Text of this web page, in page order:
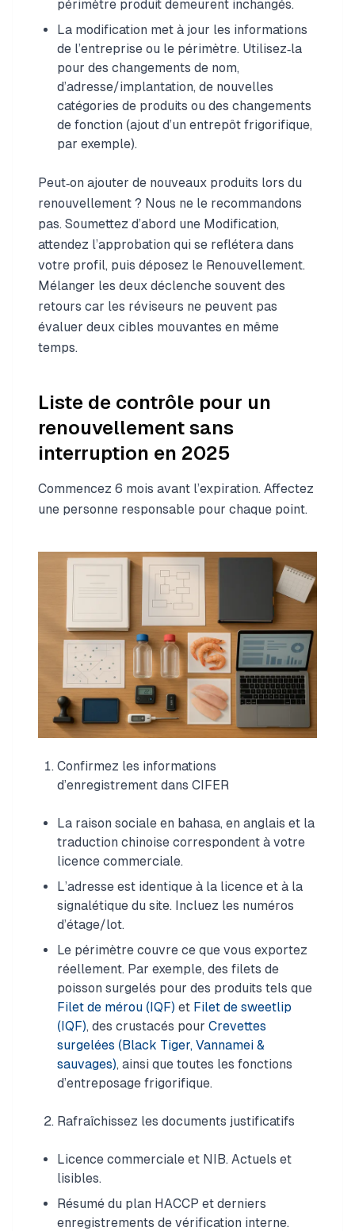
périmètre produit demeurent inchangés.
La modification met à jour les informations
de l’entreprise ou le périmètre. Utilisez‑la
pour des changements de nom,
d’adresse/implantation, de nouvelles
catégories de produits ou des changements
de fonction (ajout d’un entrepôt frigorifique,
par exemple).
Peut‑on ajouter de nouveaux produits lors du
renouvellement ? Nous ne le recommandons
pas. Soumettez d’abord une Modification,
attendez l’approbation qui se reflétera dans
votre profil, puis déposez le Renouvellement.
Mélanger les deux déclenche souvent des
retours car les réviseurs ne peuvent pas
évaluer deux cibles mouvantes en même
temps.
Liste de contrôle pour un
renouvellement sans
interruption en 2025
Commencez 6 mois avant l’expiration. Affectez
une personne responsable pour chaque point.
Confirmez les informations
d’enregistrement dans CIFER
La raison sociale en bahasa, en anglais et la
traduction chinoise correspondent à votre
licence commerciale.
L’adresse est identique à la licence et à la
signalétique du site. Incluez les numéros
d’étage/lot.
Le périmètre couvre ce que vous exportez
réellement. Par exemple, des filets de
poisson surgelés pour des produits tels que
Filet de mérou (IQF) et Filet de sweetlip
(IQF), des crustacés pour Crevettes
surgelées (Black Tiger, Vannamei &
sauvages), ainsi que toutes les fonctions
d’entreposage frigorifique.
Rafraîchissez les documents justificatifs
Licence commerciale et NIB. Actuels et
lisibles.
Résumé du plan HACCP et derniers
enregistrements de vérification interne.